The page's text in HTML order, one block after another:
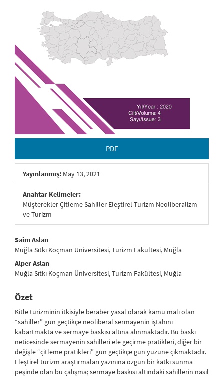
PDF
Yayınlanmış: May 13, 2021
Anahtar Kelimeler:
Müşterekler Çitleme Sahiller Eleştirel Turizm Neoliberalizm
ve Turizm
##plugins.themes.bootstrap3.article.main##
Saim Aslan
Muğla Sıtkı Koçman Üniversitesi, Turizm Fakültesi, Muğla
Alper Aslan
Muğla Sıtkı Koçman Üniversitesi, Turizm Fakültesi, Muğla
Özet
Kitle turizminin itkisiyle beraber yasal olarak kamu malı olan
“sahiller” gün geçtikçe neoliberal sermayenin iştahını
kabartmakta ve sermaye baskısı altına alınmaktadır. Bu baskı
neticesinde sermayenin sahilleri ele geçirme pratikleri, diğer bir
değişle “çitleme pratikleri” gün geçtikçe gün yüzüne çıkmaktadır.
Eleştirel turizm araştırmaları yazınına özgün bir katkı sunma
peşinde olan bu çalışma; sermaye baskısı altındaki sahillerin nasıl